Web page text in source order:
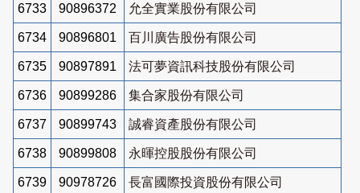
6733 90896372 允全實業股份有限公司
6734 90896801 百川廣告股份有限公司
6735 90897891 法可夢資訊科技股份有限公司
6736 90899286 集合家股份有限公司
6737 90899743 誠睿資產股份有限公司
6738 90899808 永暉控股股份有限公司
6739 90978726 長富國際投資股份有限公司